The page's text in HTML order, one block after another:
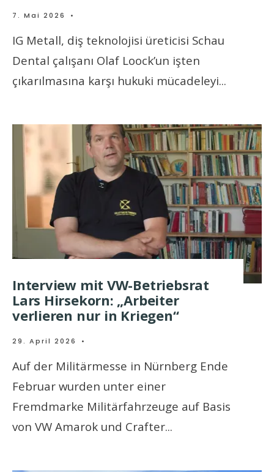
7. Mai 2026 •
IG Metall, diş teknolojisi üreticisi Schau
Dental çalışanı Olaf Loock’un işten
çıkarılmasına karşı hukuki mücadeleyi...
Interview mit VW-Betriebsrat
Lars Hirsekorn: „Arbeiter
verlieren nur in Kriegen“
29. April 2026 •
Auf der Militärmesse in Nürnberg Ende
Februar wurden unter einer
Fremdmarke Militärfahrzeuge auf Basis
von VW Amarok und Crafter...